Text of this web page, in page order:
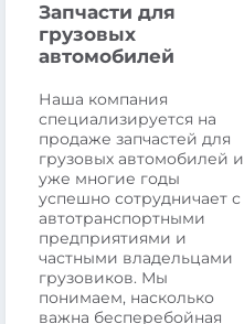
Запчасти для
грузовых
автомобилей
Наша компания
специализируется на
продаже запчастей для
грузовых автомобилей и
уже многие годы
успешно сотрудничает с
автотранспортными
предприятиями и
частными владельцами
грузовиков. Мы
понимаем, насколько
важна бесперебойная